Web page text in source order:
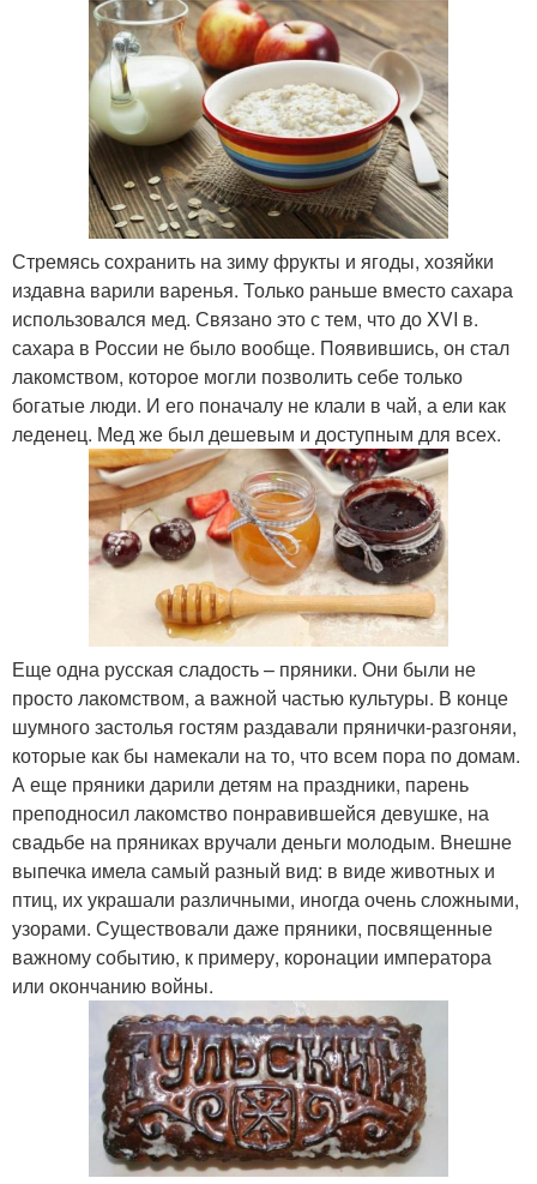
Стремясь сохранить на зиму фрукты и ягоды, хозяйки
издавна варили варенья. Только раньше вместо сахара
использовался мед. Связано это с тем, что до XVI в.
сахара в России не было вообще. Появившись, он стал
лакомством, которое могли позволить себе только
богатые люди. И его поначалу не клали в чай, а ели как
леденец. Мед же был дешевым и доступным для всех.
Еще одна русская сладость – пряники. Они были не
просто лакомством, а важной частью культуры. В конце
шумного застолья гостям раздавали прянички-разгоняи,
которые как бы намекали на то, что всем пора по домам.
А еще пряники дарили детям на праздники, парень
преподносил лакомство понравившейся девушке, на
свадьбе на пряниках вручали деньги молодым. Внешне
выпечка имела самый разный вид: в виде животных и
птиц, их украшали различными, иногда очень сложными,
узорами. Существовали даже пряники, посвященные
важному событию, к примеру, коронации императора
или окончанию войны.